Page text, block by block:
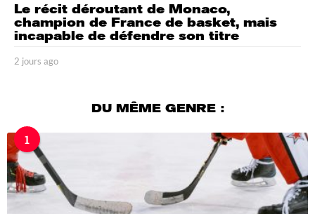
Le récit déroutant de Monaco,
champion de France de basket, mais
incapable de défendre son titre
2 jours ago
DU MÊME GENRE :
1